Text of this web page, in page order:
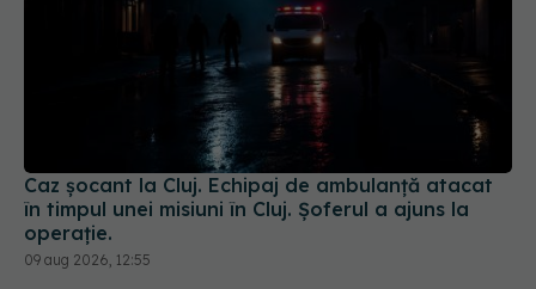
Caz șocant la Cluj. Echipaj de ambulanță atacat
în timpul unei misiuni în Cluj. Șoferul a ajuns la
operație.
09 aug 2026, 12:55